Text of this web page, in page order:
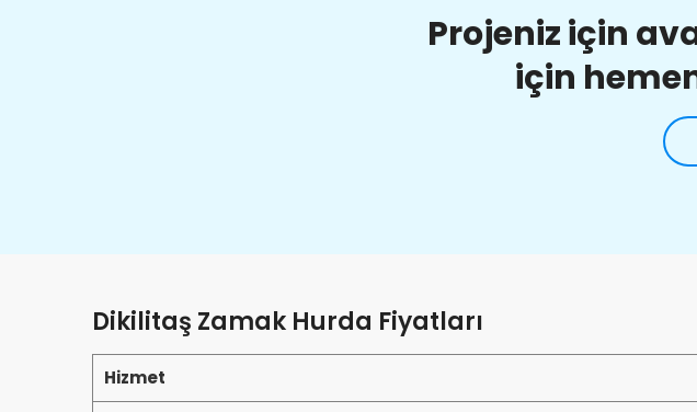
Projeniz için
için
Dikilitaş Zamak Hurda Fiyatları
Hizmet